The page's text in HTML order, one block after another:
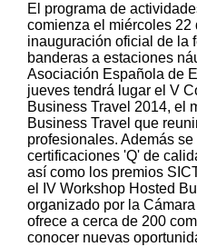
El programa de
comienza el miércoles 22
inauguración oficial de la
banderas a estaciones
Asociación Española de
jueves tendrá lugar el V
Business Travel 2014, el
Business Travel que
profesionales. Además
certificaciones 'Q' de
así como los premios
el IV Workshop Hosted
organizado por la
ofrece a cerca de 200
conocer nuevas